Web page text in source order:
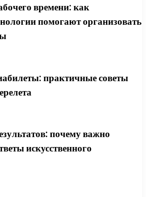
времени: как
помогают организовать
практичные советы
почему важно
искусственного